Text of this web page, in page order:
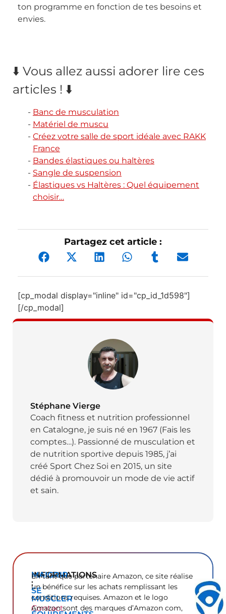
ton programme en fonction de tes besoins et
envies.
⬇️ Vous allez aussi adorer lire ces
articles ! ⬇️
Banc de musculation
Matériel de muscu
Créez votre salle de sport idéale avec RAKK
France
Bandes élastiques ou haltères
Sangle de suspension
Élastiques vs Haltères : Quel équipement
choisir…
Partagez cet article :
[cp_modal display="inline" id="cp_id_1d598"]
[/cp_modal]
Stéphane Vierge
Coach fitness et nutrition professionnel
en Catalogne, je suis né en 1967 (Fais les
comptes…). Passionné de musculation et
de nutrition sportive depuis 1985, j’ai
créé Sport Chez Soi en 2015, un site
dédié à promouvoir un mode de vie actif
et sain.
INFORMATIONS
:
Contact
MAIGRIR
SE
MUSCLER
En tant que partenaire Amazon, ce site réalise
un bénéfice sur les achats remplissant les
conditions requises. Amazon et le logo
Amazon sont des marques d’Amazon com,